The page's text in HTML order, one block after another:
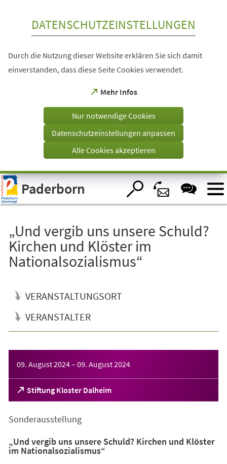
Visuelle
Assistenzsoftware
öffnen.
DATENSCHUTZEINSTELLUNGEN
Durch die Nutzung dieser Website erklären Sie sich damit
einverstanden, dass diese Seite Cookies verwendet.
Mehr Infos
(Öffnet
einem
Tab)
Nur notwendige Cookies
Datenschutzeinstellungen anpassen
Alle Cookies akzeptieren
Paderborn
„Und vergib uns unsere Schuld?
Kirchen und Klöster im
Nationalsozialismus“
VERANSTALTUNGSORT
VERANSTALTER
09. August 2024– 09. August 2024
Stiftung Kloster Dalheim
(Öffnet
in
neuen
Sonderausstellung
„Und vergib uns unsere Schuld? Kirchen und Klöster
im Nationalsozialismus“